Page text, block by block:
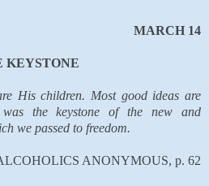
MARCH 14
KEYSTONE
His children. Most good ideas are
the keystone of the new and
we passed to freedom.
ANONYMOUS, p. 62